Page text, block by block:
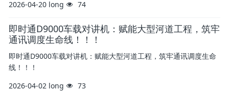
2026-04-20 long 74
即时通D9000车载对讲机：赋能大型河道工程，筑牢
通讯调度生命线！！！
即时通D9000车载对讲机：赋能大型河道工程，筑牢通讯调度生命
线！！！
2026-04-02 long 73